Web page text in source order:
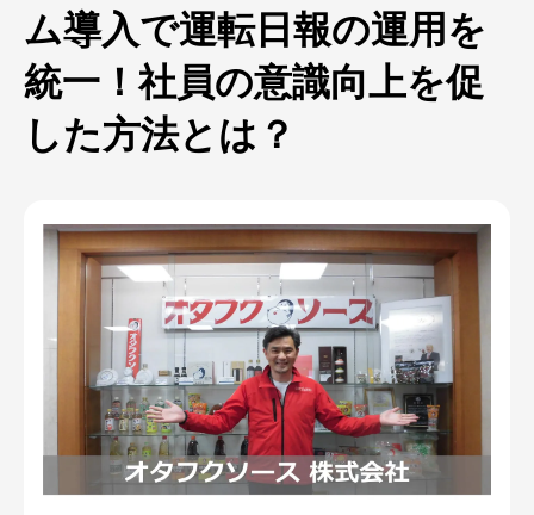
ム導入で運転日報の運用を
統一！社員の意識向上を促
した方法とは？